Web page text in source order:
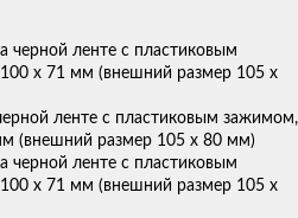
ленте с пластиковым зажимом,
(внешний размер 105 х 80 мм)